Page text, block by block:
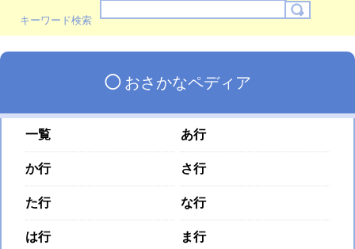
キーワード検索
◯おさかなペディア
一覧 あ行
か行 さ行
た行 な行
は行 ま行